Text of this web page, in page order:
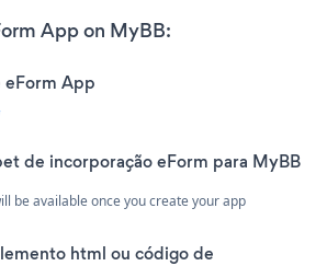
App on MyBB:
eForm App
de incorporação eForm para MyBB
be available once you create your app
html ou código de